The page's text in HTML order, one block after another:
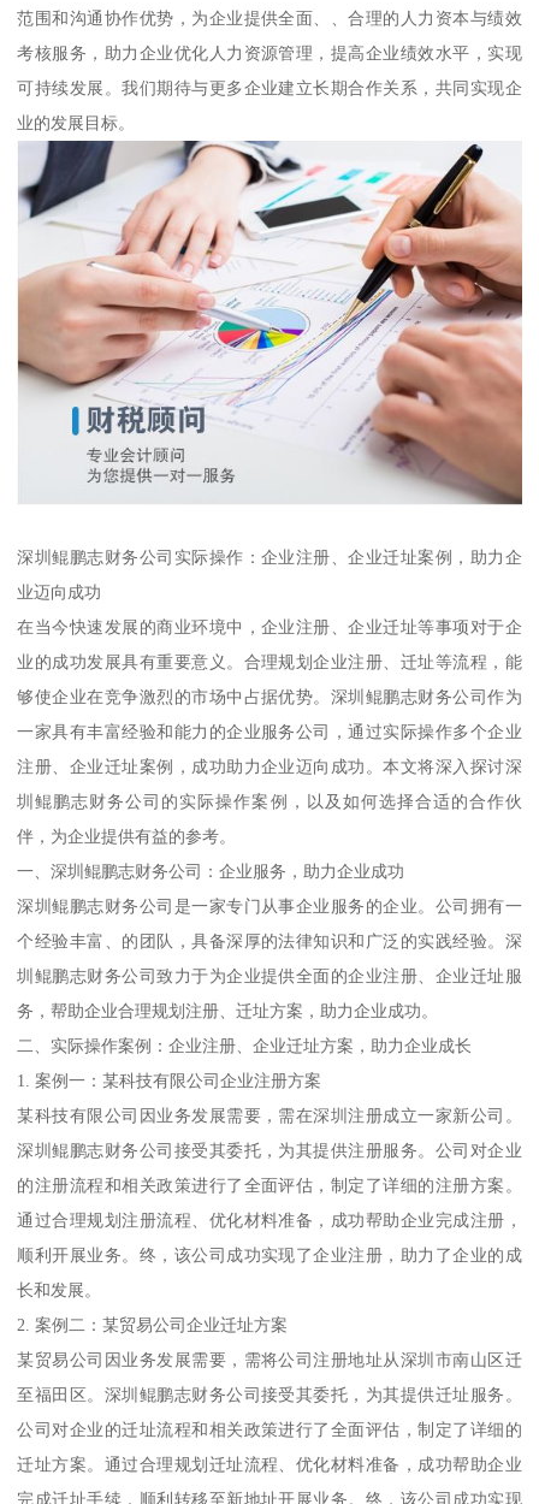
范围和沟通协作优势，为企业提供全面、、合理的人力资本与绩效
考核服务，助力企业优化人力资源管理，提高企业绩效水平，实现
可持续发展。我们期待与更多企业建立长期合作关系，共同实现企
业的发展目标。
深圳鲲鹏志财务公司实际操作：企业注册、企业迁址案例，助力企
业迈向成功
在当今快速发展的商业环境中，企业注册、企业迁址等事项对于企
业的成功发展具有重要意义。合理规划企业注册、迁址等流程，能
够使企业在竞争激烈的市场中占据优势。深圳鲲鹏志财务公司作为
一家具有丰富经验和能力的企业服务公司，通过实际操作多个企业
注册、企业迁址案例，成功助力企业迈向成功。本文将深入探讨深
圳鲲鹏志财务公司的实际操作案例，以及如何选择合适的合作伙
伴，为企业提供有益的参考。
一、深圳鲲鹏志财务公司：企业服务，助力企业成功
深圳鲲鹏志财务公司是一家专门从事企业服务的企业。公司拥有一
个经验丰富、的团队，具备深厚的法律知识和广泛的实践经验。深
圳鲲鹏志财务公司致力于为企业提供全面的企业注册、企业迁址服
务，帮助企业合理规划注册、迁址方案，助力企业成功。
二、实际操作案例：企业注册、企业迁址方案，助力企业成长
1. 案例一：某科技有限公司企业注册方案
某科技有限公司因业务发展需要，需在深圳注册成立一家新公司。
深圳鲲鹏志财务公司接受其委托，为其提供注册服务。公司对企业
的注册流程和相关政策进行了全面评估，制定了详细的注册方案。
通过合理规划注册流程、优化材料准备，成功帮助企业完成注册，
顺利开展业务。终，该公司成功实现了企业注册，助力了企业的成
长和发展。
2. 案例二：某贸易公司企业迁址方案
某贸易公司因业务发展需要，需将公司注册地址从深圳市南山区迁
至福田区。深圳鲲鹏志财务公司接受其委托，为其提供迁址服务。
公司对企业的迁址流程和相关政策进行了全面评估，制定了详细的
迁址方案。通过合理规划迁址流程、优化材料准备，成功帮助企业
完成迁址手续，顺利转移至新地址开展业务。终，该公司成功实现